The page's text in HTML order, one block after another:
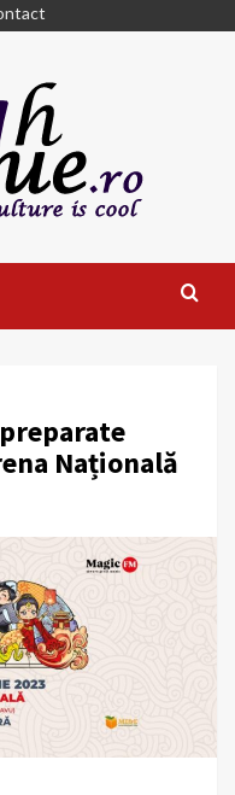
Națională